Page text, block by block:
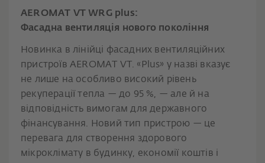
AEROMAT VT WRG plus:
Фасадна вентиляція нового покоління
Новинка в лінійці фасадних вентиляційних
пристроїв AEROMAT VT. «Plus» у назві вказує
не лише на особливо високий рівень
рекуперації тепла — до 95 %, — але й на
відповідність вимогам для державного
фінансування. Новий тип пристрою — це
перевага для створення здорового
мікроклімату в будинку, економії коштів і